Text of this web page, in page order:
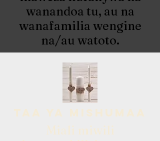
wanandoa tu, au na
wanafamilia wengine
na/au watoto.